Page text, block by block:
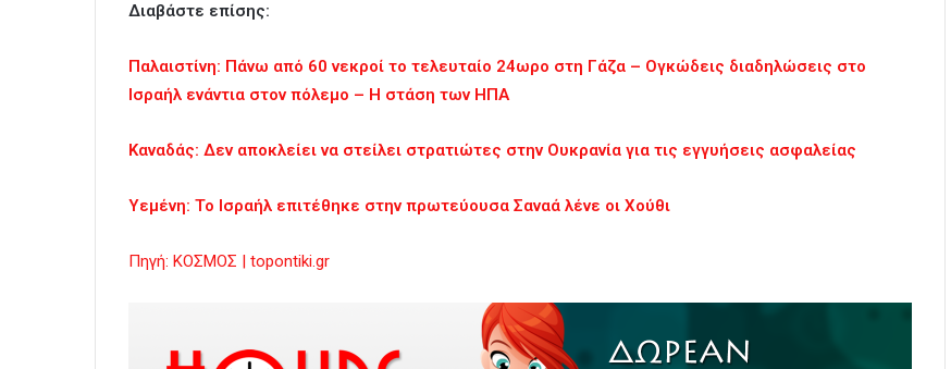
Διαβάστε επίσης:
Παλαιστίνη: Πάνω από 60 νεκροί το τελευταίο 24ωρο στη Γάζα – Ογκώδεις διαδηλώσεις στο
Ισραήλ ενάντια στον πόλεμο – Η στάση των ΗΠΑ
Καναδάς: Δεν αποκλείει να στείλει στρατιώτες στην Ουκρανία για τις εγγυήσεις ασφαλείας
Υεμένη: Το Ισραήλ επιτέθηκε στην πρωτεύουσα Σαναά λένε οι Χούθι
Πηγή: ΚΟΣΜΟΣ | topontiki.gr